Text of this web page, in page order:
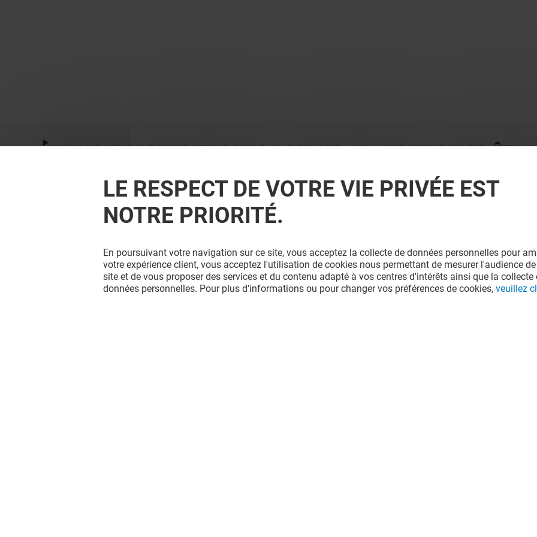
VOUS EN VOULEZ PLUS ? VOUS AIMEREZ PEUT-ÊTRE
LE RESPECT DE VOTRE VIE PRIVÉE EST
NOTRE PRIORITÉ.
En poursuivant votre navigation sur ce site, vous acceptez la collecte de données personnelles pour
votre expérience client, vous acceptez l'utilisation de cookies nous permettant de mesurer l'audience
site et de vous proposer des services et du contenu adapté à vos centres d'intérêts ainsi que la collecte
données personnelles. Pour plus d'informations ou pour changer vos préférences de cookies, veuillez